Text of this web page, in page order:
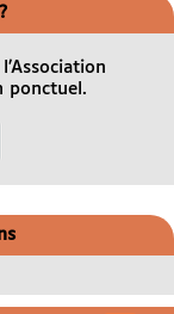
ponctuel.